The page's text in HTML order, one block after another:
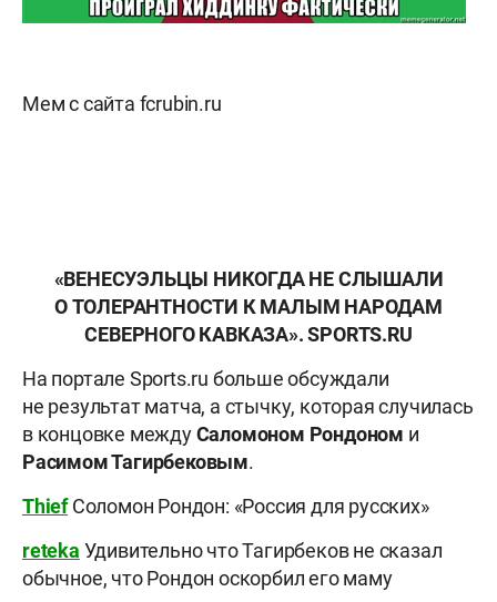
Мем с сайта fcrubin.ru
«ВЕНЕСУЭЛЬЦЫ НИКОГДА НЕ СЛЫШАЛИ
О ТОЛЕРАНТНОСТИ К МАЛЫМ НАРОДАМ
СЕВЕРНОГО КАВКАЗА». SPORTS.RU
На портале Sports.ru больше обсуждали
не результат матча, а стычку, которая случилась
в концовке междуСаломоном Рондоном и
Расимом Тагирбековым.
ThiefСоломон Рондон: «Россия для русских»
reteka Удивительно что Тагирбеков не сказал
обычное, что Рондон оскорбил его маму